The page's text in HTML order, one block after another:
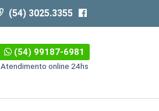
(54) 3025.3355
(54) 99187-6981
Atendimento online 24hs